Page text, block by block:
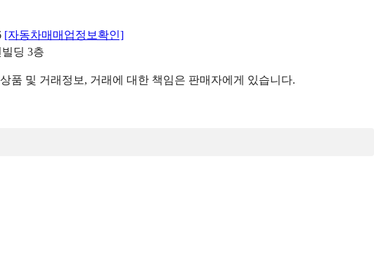
[자동차매매업정보확인]
딩 3층
품 및 거래정보, 거래에 대한 책임은 판매자에게 있습니다.